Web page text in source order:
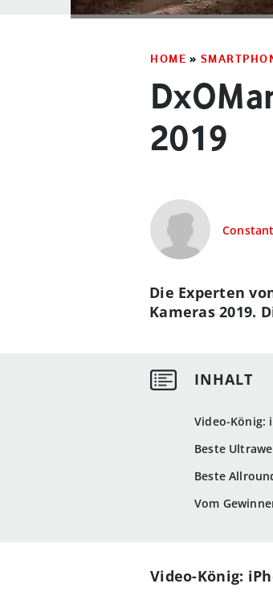
HOME »
2019
Video-König:
Beste
Beste
Vom
Die Experten
Kameras 2019.
Video-König: